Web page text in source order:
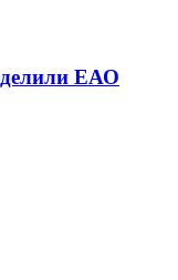
ЕАО